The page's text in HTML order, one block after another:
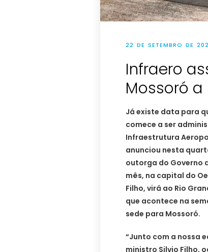
22 DE SETEMBRO DE
Infraero
Mossoró
Já existe data para
comece a ser
Infraestrutura
anunciou nesta
outorga do Governo
mês, na capital do
Filho, virá ao Rio
que acontece na
sede para Mossoró.
“Junto com a nossa
ministro Silvio Filho,